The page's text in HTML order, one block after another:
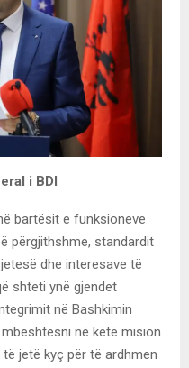
i BDI
bartësit e funksioneve
përgjithshme, standardit
dhe interesave të
shteti ynë gjendet
në Bashkimin
në këtë mision
jetë kyç për të ardhmen